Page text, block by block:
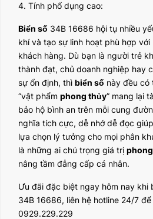
4. Tính phổ dụng cao:
Biển số 34B 16686 hội tụ nhiều
khí và tạo sự linh hoạt phù hợp
khách hàng. Dù bạn là người trẻ
thành đạt, chủ doanh nghiệp hay
sự ổn định, thì biển số này đều có
“vật phẩm phong thủy” mang lại
bảo hộ bình an trên mỗi cung
nghĩa tích cực, dễ nhớ dễ đọc giúp
lựa chọn lý tưởng cho mọi phân
là những ai chú trọng giá trị
nâng tầm đẳng cấp cá nhân.
Ưu đãi đặc biệt ngay hôm nay khi
34B 16686, liên hệ hotline 24/7
0929.229.229